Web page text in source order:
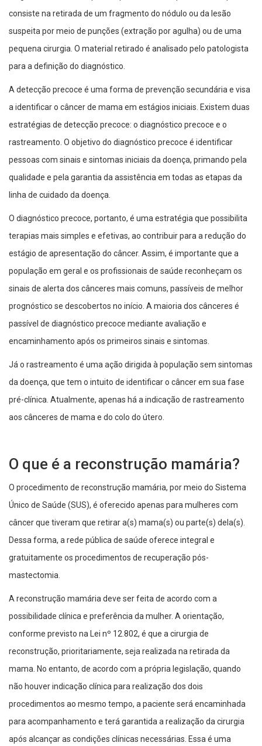
consiste na retirada de um fragmento do nódulo ou da lesão
suspeita por meio de punções (extração por agulha) ou de uma
pequena cirurgia. O material retirado é analisado pelo patologista
para a definição do diagnóstico.
A detecção precoce é uma forma de prevenção secundária e visa
a identificar o câncer de mama em estágios iniciais. Existem duas
estratégias de detecção precoce: o diagnóstico precoce e o
rastreamento. O objetivo do diagnóstico precoce é identificar
pessoas com sinais e sintomas iniciais da doença, primando pela
qualidade e pela garantia da assistência em todas as etapas da
linha de cuidado da doença.
O diagnóstico precoce, portanto, é uma estratégia que possibilita
terapias mais simples e efetivas, ao contribuir para a redução do
estágio de apresentação do câncer. Assim, é importante que a
população em geral e os profissionais de saúde reconheçam os
sinais de alerta dos cânceres mais comuns, passíveis de melhor
prognóstico se descobertos no início. A maioria dos cânceres é
passível de diagnóstico precoce mediante avaliação e
encaminhamento após os primeiros sinais e sintomas.
Já o rastreamento é uma ação dirigida à população sem sintomas
da doença, que tem o intuito de identificar o câncer em sua fase
pré-clínica. Atualmente, apenas há a indicação de rastreamento
aos cânceres de mama e do colo do útero.
O que é a reconstrução mamária?
O procedimento de reconstrução mamária, por meio do Sistema
Único de Saúde (SUS), é oferecido apenas para mulheres com
câncer que tiveram que retirar a(s) mama(s) ou parte(s) dela(s).
Dessa forma, a rede pública de saúde oferece integral e
gratuitamente os procedimentos de recuperação pós-
mastectomia.
A reconstrução mamária deve ser feita de acordo com a
possibilidade clínica e preferência da mulher. A orientação,
conforme previsto na Lei nº 12.802, é que a cirurgia de
reconstrução, prioritariamente, seja realizada na retirada da
mama. No entanto, de acordo com a própria legislação, quando
não houver indicação clínica para realização dos dois
procedimentos ao mesmo tempo, a paciente será encaminhada
para acompanhamento e terá garantida a realização da cirurgia
após alcançar as condições clínicas necessárias. Essa é uma